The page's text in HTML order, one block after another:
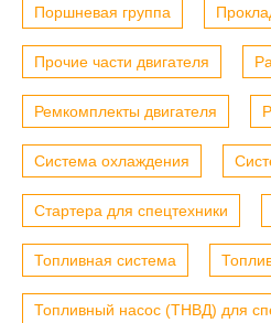
Поршневая группа
Прочие части двигателя
Ремкомплекты двигателя
Система охлаждения
Стартера для спецтехники
Топливная система
Топливный насос (ТНВД) для